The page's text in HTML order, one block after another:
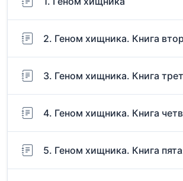
2. Геном хищника. Книга
3. Геном хищника. Книга
4. Геном хищника. Книга
5. Геном хищника. Книга